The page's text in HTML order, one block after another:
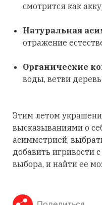
смотрится как
Натуральная
отражение
Органические
воды, ветви
Этим летом
высказываниями о
асимметрией,
добавить игривости
выбора, и найти ее